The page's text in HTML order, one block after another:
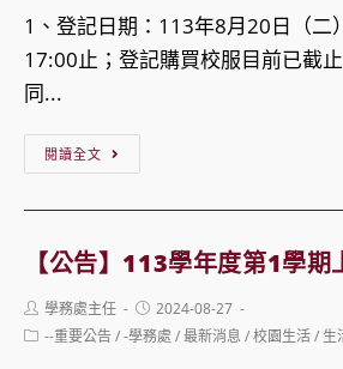
國
中
注
事
1、登記日期：113年8月20日（二
17:00止；登記購買校服目前已截
同...
閱讀全文
本
校
學
年
【公告】113學年度第1學期
Post
author:
學務處主任
Post
published:
2024-08-27
Post--重要公告/-學務處 /最新消息 /校園生活/ 生